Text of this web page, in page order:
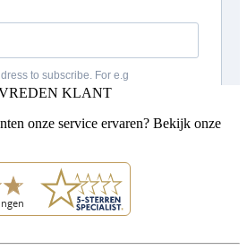
KLANT
onze service ervaren? Bekijk onze